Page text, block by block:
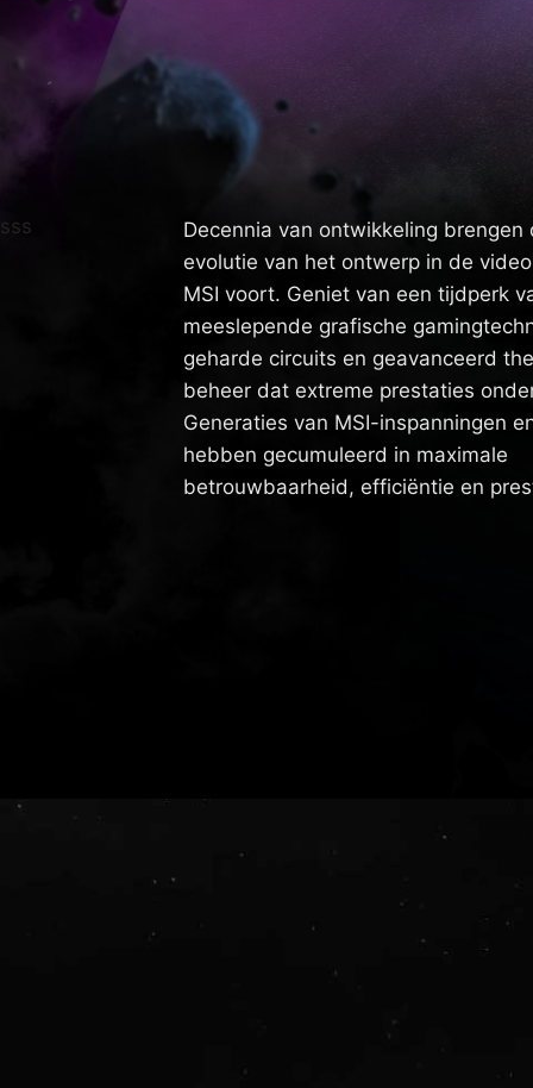
Decennia van ontwikkeling brengen
evolutie van het ontwerp in de
MSI voort. Geniet van een tijdperk
meeslepende grafische
geharde circuits en geavanceerd
beheer dat extreme prestaties
Generaties van MSI-inspanningen
hebben gecumuleerd in maximale
betrouwbaarheid, efficiëntie en
sss